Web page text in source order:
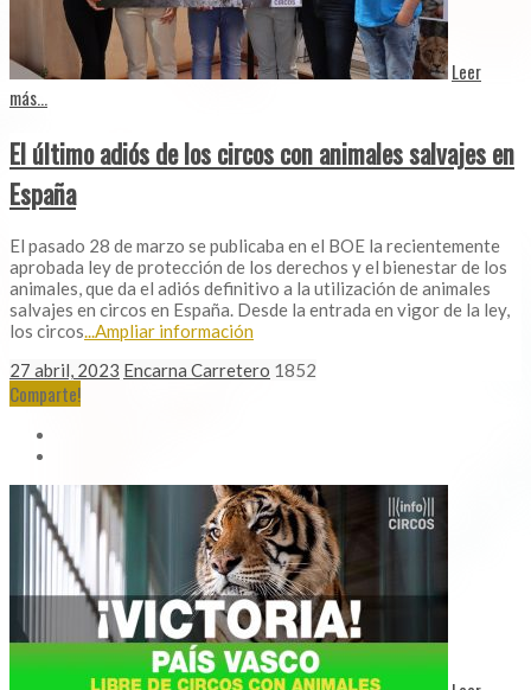
Leer
más...
El último adiós de los circos con animales salvajes en
España
El pasado 28 de marzo se publicaba en el BOE la recientemente
aprobada ley de protección de los derechos y el bienestar de los
animales, que da el adiós definitivo a la utilización de animales
salvajes en circos en España. Desde la entrada en vigor de la ley,
los circos...Ampliar información
27 abril, 2023 Encarna Carretero 1852
Comparte!